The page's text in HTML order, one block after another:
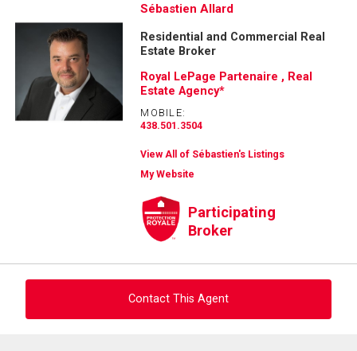
Sébastien Allard
Residential and Commercial Real
Estate Broker
Royal LePage Partenaire , Real
Estate Agency*
MOBILE:
438.501.3504
View All of Sébastien's Listings
My Website
Participating
Broker
Contact This Agent